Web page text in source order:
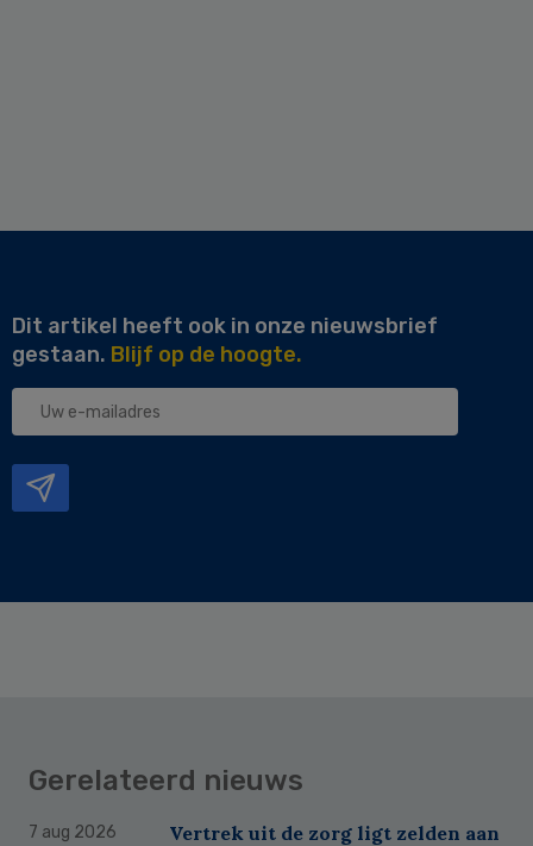
Dit artikel heeft ook in onze nieuwsbrief
gestaan. Blijf op de hoogte.
Uw
Gerelateerd nieuws
7 aug 2026
Vertrek uit de zorg ligt zelden aan